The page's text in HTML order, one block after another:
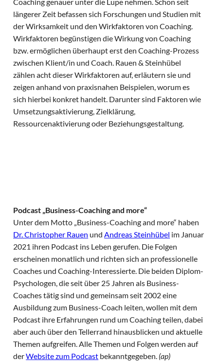
Coaching genauer unter die Lupe nehmen. Schon seit
längerer Zeit befassen sich Forschungen und Studien mit
der Wirksamkeit und den Wirkfaktoren von Coaching.
Wirkfaktoren begünstigen die Wirkung von Coaching
bzw. ermöglichen überhaupt erst den Coaching-Prozess
zwischen Klient/in und Coach. Rauen & Steinhübel
zählen acht dieser Wirkfaktoren auf, erläutern sie und
zeigen anhand von praxisnahen Beispielen, worum es
sich hierbei konkret handelt. Darunter sind Faktoren wie
Umsetzungsaktivierung, Zielklärung,
Ressourcenaktivierung oder Beziehungsgestaltung.
Podcast „Business-Coaching and more“
Unter dem Motto „Business-Coaching and more“ haben
Dr. Christopher Rauen undAndreas Steinhübel im Januar
2021 ihren Podcast ins Leben gerufen. Die Folgen
erscheinen monatlich und richten sich an professionelle
Coaches und Coaching-Interessierte. Die beiden Diplom-
Psychologen, die seit über 25 Jahren als Business-
Coaches tätig sind und gemeinsam seit 2002 eine
Ausbildung zum Business-Coach leiten, wollen mit dem
Podcast ihre Erfahrungen rund um Coaching teilen, dabei
aber auch über den Tellerrand hinausblicken und aktuelle
Themen aufgreifen. Alle Themen und Folgen werden auf
derWebsite zum Podcast bekanntgegeben. (ap)